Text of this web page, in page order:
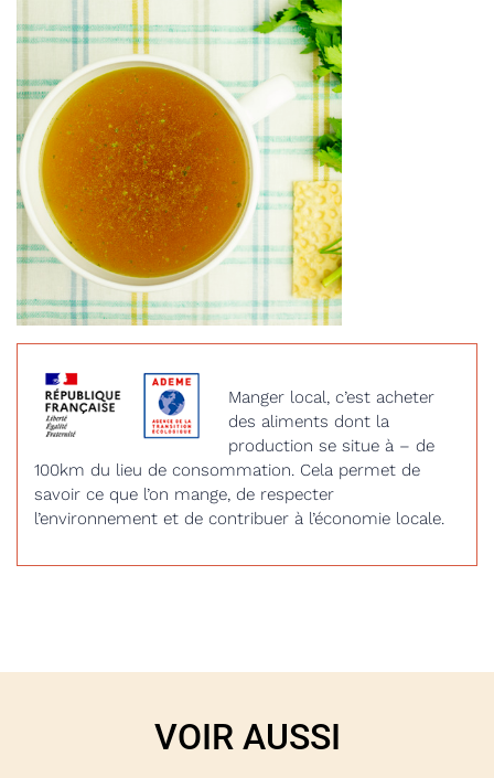
Manger local, c’est acheter
des aliments dont la
production se situe à – de
100km du lieu de consommation. Cela permet de
savoir ce que l’on mange, de respecter
l’environnement et de contribuer à l’économie locale.
VOIR AUSSI